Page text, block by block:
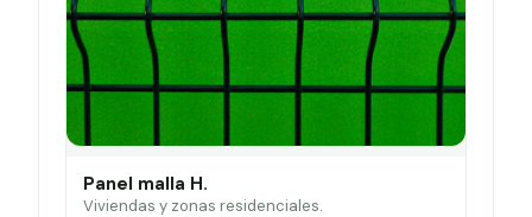
Panel malla H.
Viviendas y zonas residenciales.